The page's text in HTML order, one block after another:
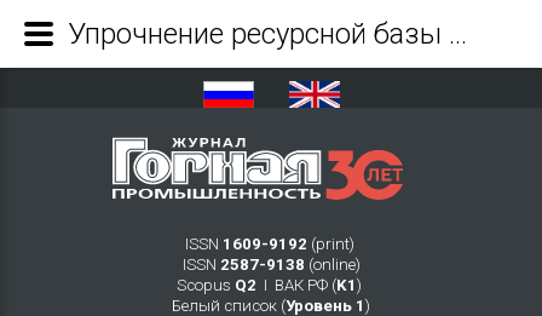
ISSN 1609-9192 (print)
ISSN 2587-9138 (online)
Scopus Q2 Ι ВАК РФ (K1 )
Белый список (Уровень 1 )
Упрочнение ресурсной базы металлургии комбинированием технологий добычи руд - Журнал Горная промышленность